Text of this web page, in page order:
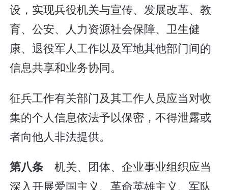
设，实现兵役机关与宣传、发展改革、教
育、公安、人力资源社会保障、卫生健
康、退役军人工作以及军地其他部门间的
信息共享和业务协同。
征兵工作有关部门及其工作人员应当对收
集的个人信息依法予以保密，不得泄露或
者向他人非法提供。
第八条 机关、团体、企业事业组织应当
深入开展爱国主义、革命英雄主义、军队